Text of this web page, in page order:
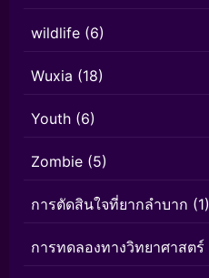
wildlife (6)
Wuxia (18)
Youth (6)
Zombie (5)
การตัดสินใจที่ยากลำบาก (1)
การทดลองทางวิทยาศาสตร์